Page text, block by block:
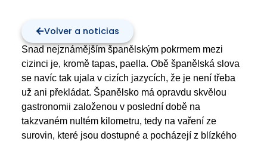
Volver a noticias
Snad nejznámějším španělským pokrmem mezi
cizinci je, kromě tapas, paella. Obě španělská slova
se navíc tak ujala v cizích jazycích, že je není třeba
už ani překládat. Španělsko má opravdu skvělou
gastronomii založenou v poslední době na
takzvaném nultém kilometru, tedy na vaření ze
surovin, které jsou dostupné a pocházejí z blízkého